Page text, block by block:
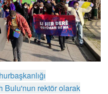
Bulu'nun rektör olarak